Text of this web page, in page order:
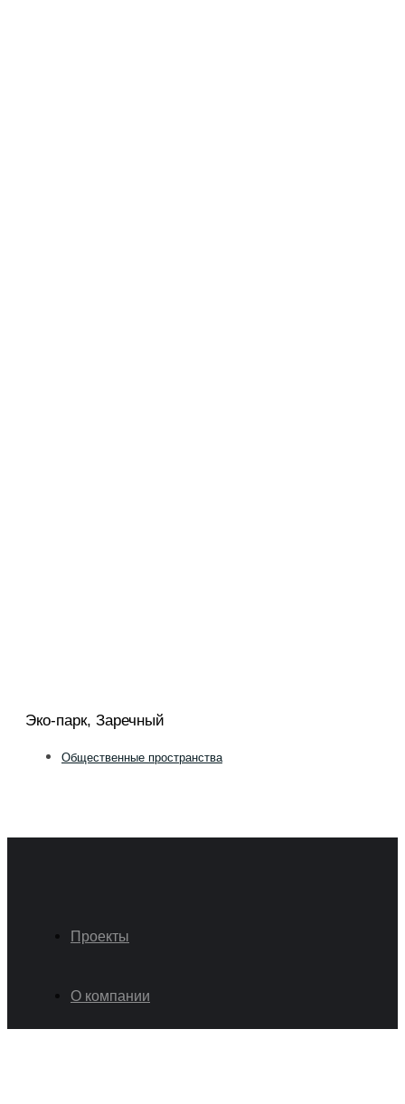
Эко-парк, Заречный
Общественные пространства
Проекты
О компании